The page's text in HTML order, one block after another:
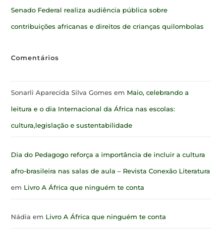
Senado Federal realiza audiência pública sobre
contribuições africanas e direitos de crianças quilombolas
Comentários
Sonarli Aparecida Silva Gomes em Maio, celebrando a
leitura e o dia Internacional da África nas escolas:
cultura,legislação e sustentabilidade
Dia do Pedagogo reforça a importância de incluir a cultura
afro-brasileira nas salas de aula – Revista Conexão Literatura
em Livro A África que ninguém te conta
Nádia em Livro A África que ninguém te conta